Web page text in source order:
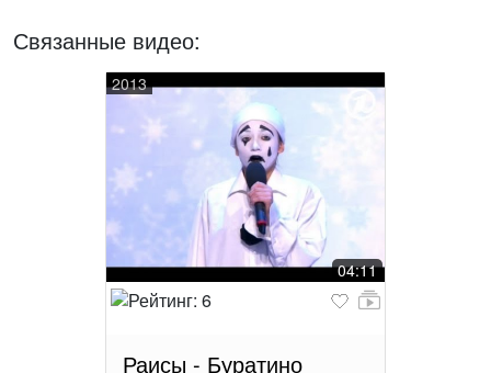
Связанные видео:
2013
04:11
Раисы - Буратино